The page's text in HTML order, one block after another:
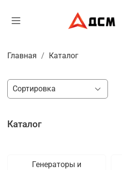
Главная Каталог
Каталог
Генераторы и